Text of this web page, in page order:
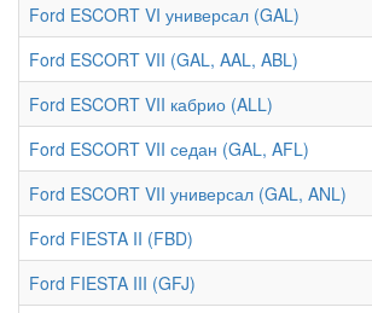
Ford ESCORT VI универсал (GAL)
Ford ESCORT VII (GAL, AAL, ABL)
Ford ESCORT VII кабрио (ALL)
Ford ESCORT VII седан (GAL, AFL)
Ford ESCORT VII универсал (GAL, ANL)
Ford FIESTA II (FBD)
Ford FIESTA III (GFJ)